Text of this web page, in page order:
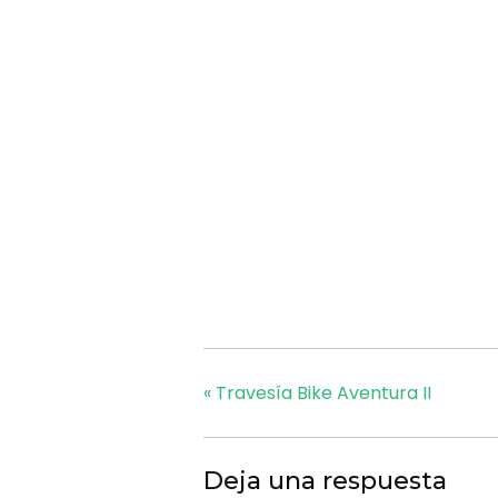
« Travesía Bike Aventura II
Deja una respuesta